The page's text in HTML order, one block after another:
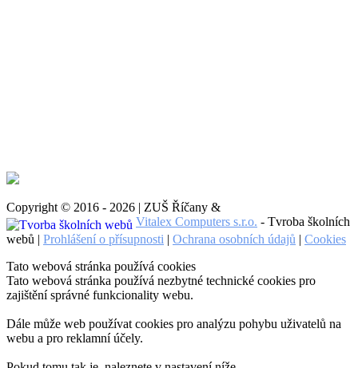
Copyright © 2016 - 2026 | ZUŠ Říčany &
Vitalex Computers s.r.o. - Tvroba školních
webů | Prohlášení o přísupnosti | Ochrana osobních údajů | Cookies
Tato webová stránka používá cookies
Tato webová stránka používá nezbytné technické cookies pro
zajištění správné funkcionality webu.
Dále může web používat cookies pro analýzu pohybu uživatelů na
webu a pro reklamní účely.